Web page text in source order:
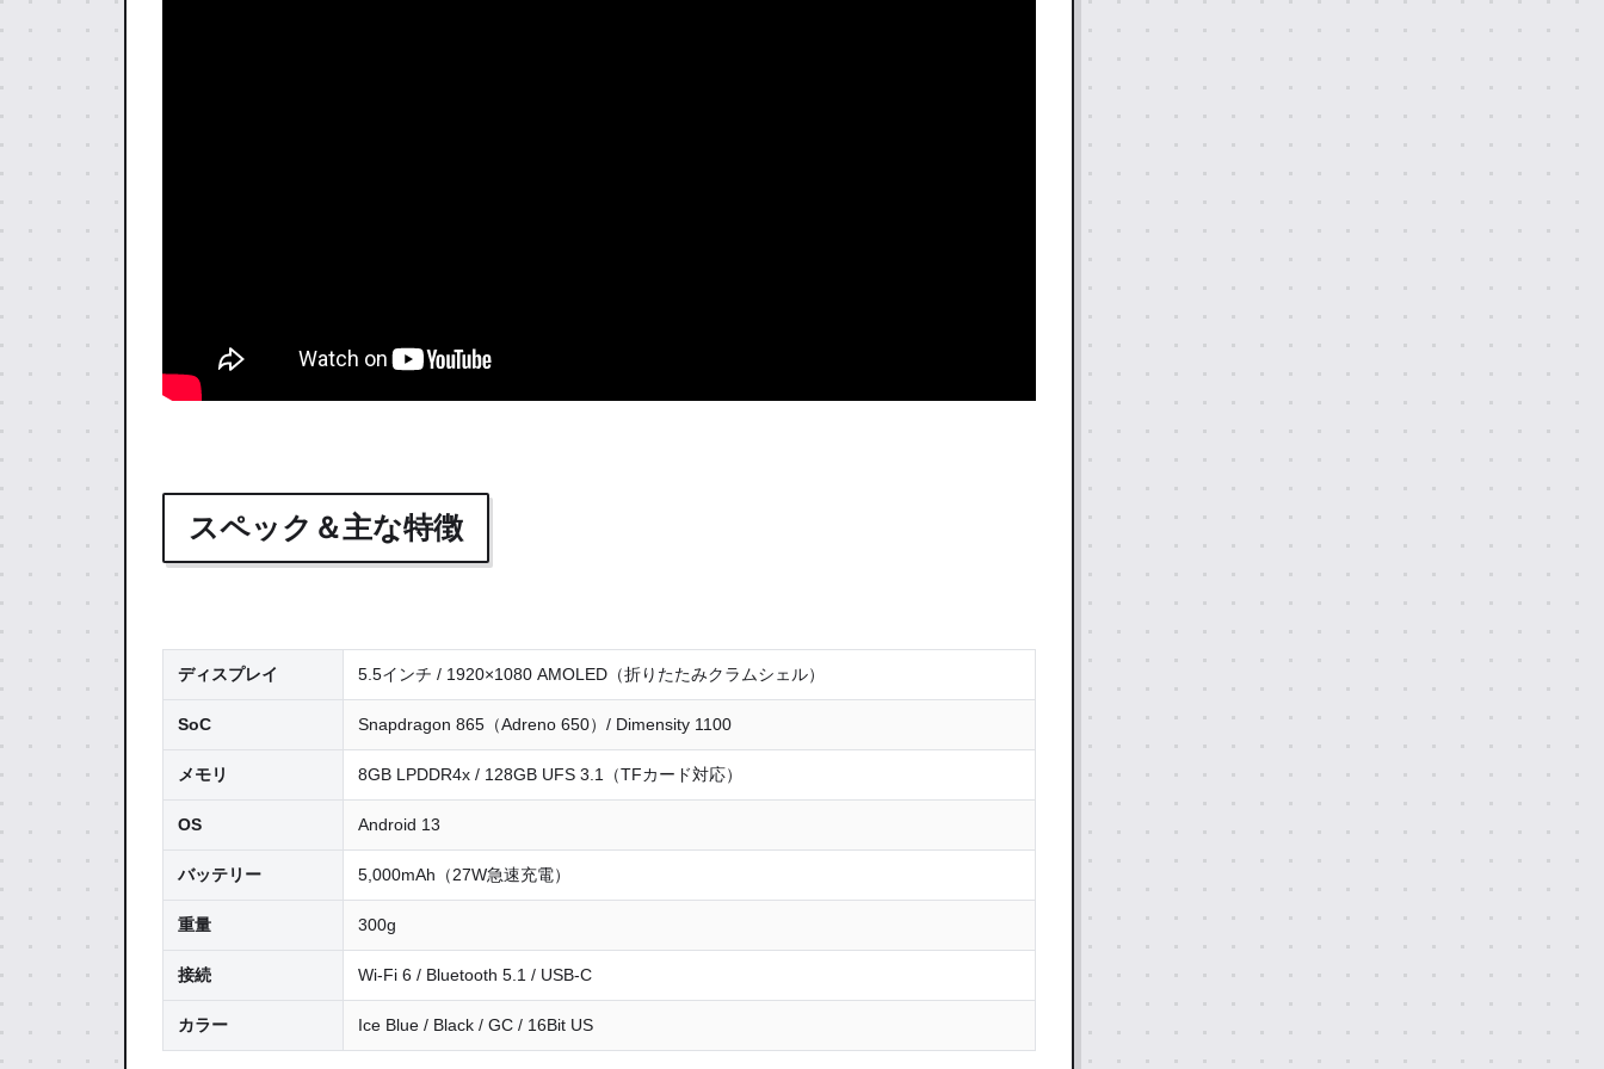
スペック＆主な特徴
ディスプレイ 5.5インチ / 1920×1080 AMOLED（折りたたみクラムシェル）
SoC Snapdragon 865（Adreno 650）/ Dimensity 1100
メモリ 8GB LPDDR4x / 128GB UFS 3.1（TFカード対応）
OS Android 13
バッテリー 5,000mAh（27W急速充電）
重量 300g
接続 Wi-Fi 6 / Bluetooth 5.1 / USB-C
カラー Ice Blue / Black / GC / 16Bit US